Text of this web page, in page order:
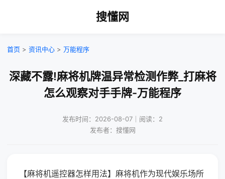
搜懂网
首页 > 资讯中心 > 万能程序
深藏不露!麻将机牌温异常检测作弊_打麻将
怎么观察对手手牌-万能程序
发布时间：2026-08-07｜阅读：2
发布者：搜懂网
【麻将机遥控器怎样用法】麻将机作为现代娱乐场所